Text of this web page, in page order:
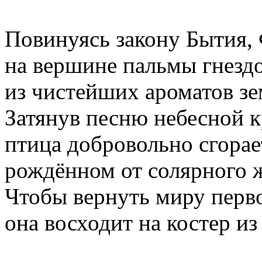
Повинуясь закону
на вершине пальмы
из чистейших ароматов
Затянув песню небесной
птица добровольно
рождённом от солярного
Чтобы вернуть миру
она восходит на костер